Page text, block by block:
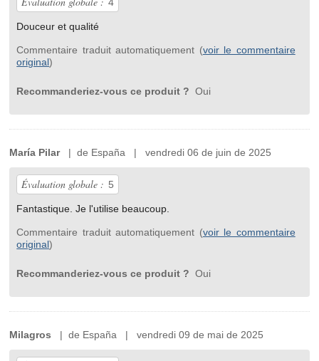
Douceur et qualité
Commentaire traduit automatiquement (voir le commentaire
original)
Recommanderiez-vous ce produit ? Oui
María Pilar| de España | vendredi 06 de juin de 2025
Évaluation globale : 5
Fantastique. Je l'utilise beaucoup.
Commentaire traduit automatiquement (voir le commentaire
original)
Recommanderiez-vous ce produit ? Oui
Milagros | de España | vendredi 09 de mai de 2025